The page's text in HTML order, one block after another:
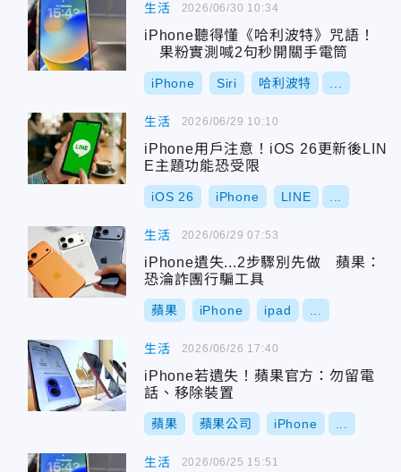
生活
iPhone聽得懂《哈利波特》咒語！
果粉實測喊2句秒開關手電筒
iPhone Siri 哈利波特
2026/06/30 10:34
生活
iPhone用戶注意！iOS 26更新後LIN
E主題功能恐受限
iOS 26 iPhone LINE
2026/06/29 10:10
生活
iPhone遺失...2步驟別先做 蘋果：
恐淪詐團行騙工具
蘋果 iPhone ipad
2026/06/29 07:53
生活
iPhone若遺失！蘋果官方：勿留電
話、移除裝置
蘋果 蘋果公司 iPhone
2026/06/26 17:40
生活 2026/06/25 15:51